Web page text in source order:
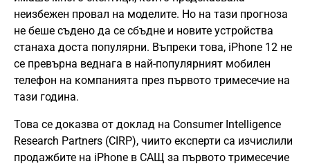
неизбежен провал на моделите. Но на тази прогноза
не беше съдено да се сбъдне и новите устройства
станаха доста популярни. Въпреки това, iPhone 12 не
се превърна веднага в най-популярният мобилен
телефон на компанията през първото тримесечие на
тази година.
Това се доказва от доклад на Consumer Intelligence
Research Partners (CIRP), чиито експерти са изчислили
продажбите на iPhone в САЩ за първото тримесечие